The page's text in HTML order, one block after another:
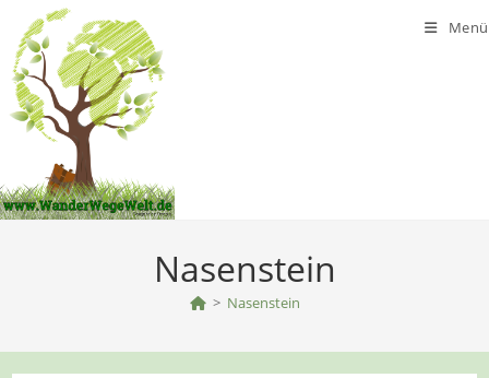
Inhalt
springen
Menü
Nasenstein
> Nasenstein